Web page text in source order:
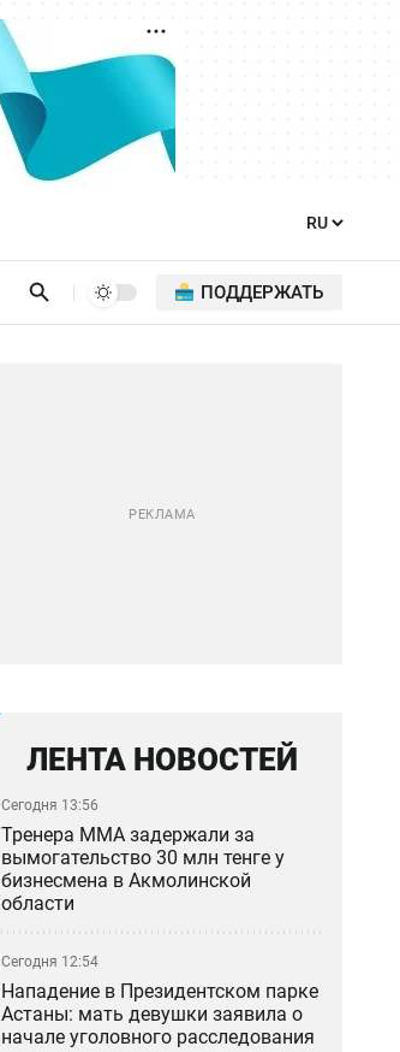
ПОДДЕРЖАТЬ
ЛЕНТА НОВОСТЕЙ
Сегодня 13:56
Тренера ММА задержали за
вымогательство 30 млн тенге у
бизнесмена в Акмолинской
области
Сегодня 12:54
Нападение в Президентском парке
Астаны: мать девушки заявила о
начале уголовного расследования